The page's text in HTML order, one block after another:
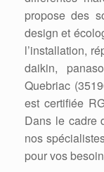
propose des
design et
l’installation,
daikin,
Quebriac
est certifiée
Dans le cadre
nos
pour vos